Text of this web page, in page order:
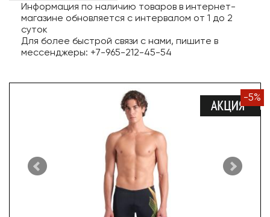
Информация по наличию товаров в интернет-
магазине обновляется с интервалом от 1 до 2
суток
Для более быстрой связи с нами, пишите в
мессенджеры: +7-965-212-45-54
-5%